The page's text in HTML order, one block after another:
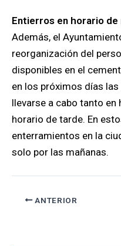
Entierros en horario de
Además, el
reorganización del
disponibles en el
en los próximos días
llevarse a cabo tanto en
horario de tarde. En
enterramientos en la
solo por las mañanas.
ANTERIOR